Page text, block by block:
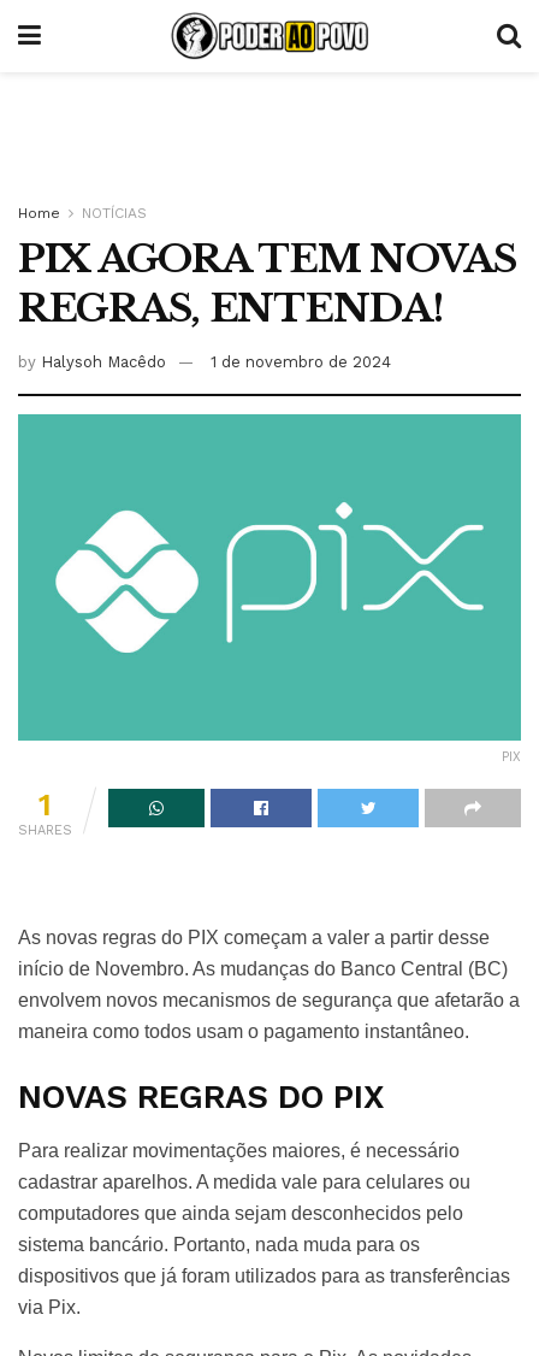
Home NOTÍCIAS
PIX AGORA TEM NOVAS
REGRAS, ENTENDA!
by Halysoh Macêdo 1 de novembro de 2024
PIX
1
SHARES
As novas regras do PIX começam a valer a partir desse
início de Novembro. As mudanças do Banco Central (BC)
envolvem novos mecanismos de segurança que afetarão a
maneira como todos usam o pagamento instantâneo.
NOVAS REGRAS DO PIX
Para realizar movimentações maiores, é necessário
cadastrar aparelhos. A medida vale para celulares ou
computadores que ainda sejam desconhecidos pelo
sistema bancário. Portanto, nada muda para os
dispositivos que já foram utilizados para as transferências
via Pix.